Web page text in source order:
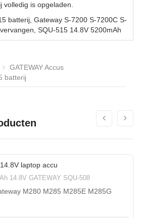
is opgeladen.
batterij, Gateway S-7200 S-7200C S-
SQU-515 14.8V 5200mAh
GATEWAY Accus
batterij
14.8V GATEWAY SQU-508
M280 M285 M285E M285G